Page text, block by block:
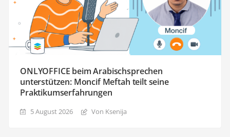
ONLYOFFICE beim Arabischsprechen
unterstützen: Moncif Meftah teilt seine
Praktikumserfahrungen
5 August 2026 Von Ksenija